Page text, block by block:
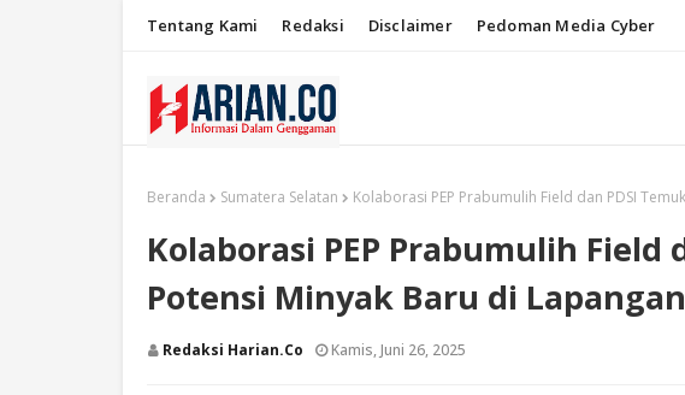
Tentang Kami Redaksi Disclaimer Pedoman Media Cyber
Beranda Sumatera Selatan Kolaborasi PEP Prabumulih Field dan PDSI
Kolaborasi PEP Prabumulih Field
Potensi Minyak Baru di
Redaksi Harian.co Kamis, Juni 26, 2025